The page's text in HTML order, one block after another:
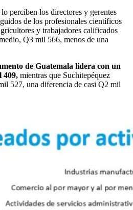
perciben los directores y gerentes
de los profesionales científicos
y trabajadores calificados
Q3 mil 566, menos de una
de Guatemala lidera con un
409, mientras que Suchitepéquez
527, una diferencia de casi Q2 mil